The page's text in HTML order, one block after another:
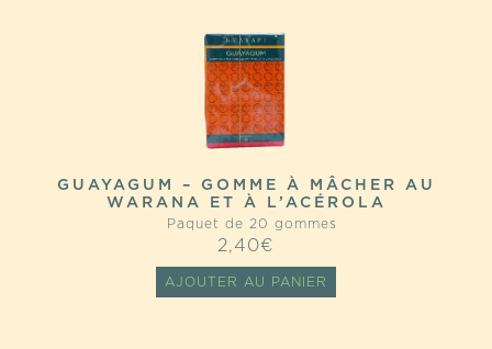
GUAYAGUM – GOMME À MÂCHER AU
WARANA ET À L’ACÉROLA
Paquet de 20 gommes
2,40€
AJOUTER AU PANIER